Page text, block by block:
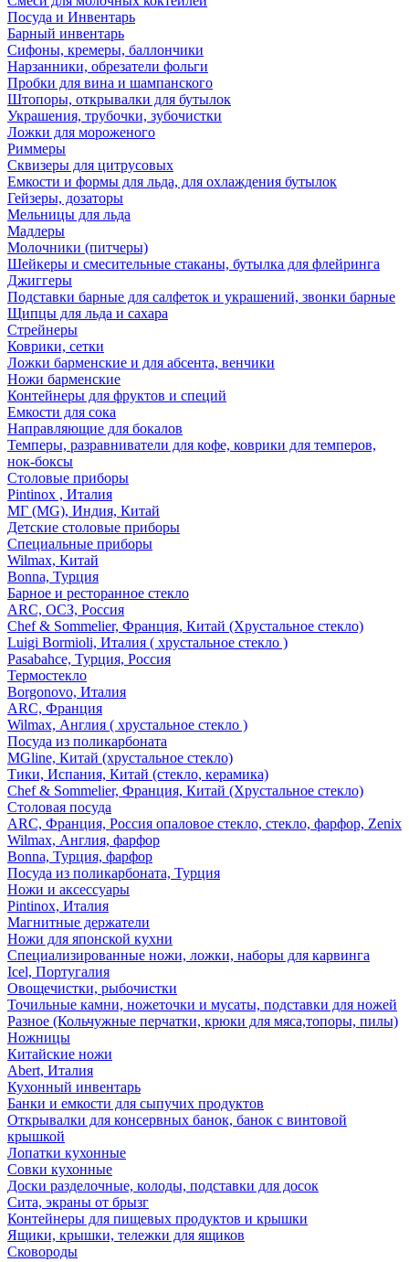
Посуда и Инвентарь
Барный инвентарь
Сифоны, кремеры, баллончики
Нарзанники, обрезатели фольги
Пробки для вина и шампанского
Штопоры, открывалки для бутылок
Украшения, трубочки, зубочистки
Ложки для мороженого
Риммеры
Сквизеры для цитрусовых
Емкости и формы для льда, для охлаждения бутылок
Гейзеры, дозаторы
Мельницы для льда
Мадлеры
Молочники (питчеры)
Шейкеры и смесительные стаканы, бутылка для флейринга
Джиггеры
Подставки барные для салфеток и украшений, звонки барные
Щипцы для льда и сахара
Стрейнеры
Коврики, сетки
Ложки барменские и для абсента, венчики
Ножи барменские
Контейнеры для фруктов и специй
Емкости для сока
Направляющие для бокалов
Темперы, разравниватели для кофе, коврики для темперов,
нок-боксы
Столовые приборы
Pintinox , Италия
МГ (MG), Индия, Китай
Детские столовые приборы
Специальные приборы
Wilmax, Китай
Bonna, Турция
Барное и ресторанное стекло
ARC, ОСЗ, Россия
Chef & Sommelier, Франция, Китай (Хрустальное стекло)
Luigi Bormioli, Италия ( хрустальное стекло )
Pasabahce, Турция, Россия
Термостекло
Borgonovo, Италия
ARC, Франция
Wilmax, Англия ( хрустальное стекло )
Посуда из поликарбоната
MGline, Китай (хрустальное стекло)
Тики, Испания, Китай (стекло, керамика)
Chef & Sommelier, Франция, Китай (Хрустальное стекло)
Столовая посуда
ARC, Франция, Россия опаловое стекло, стекло, фарфор, Zenix
Wilmax, Англия, фарфор
Bonna, Турция, фарфор
Посуда из поликарбоната, Турция
Ножи и аксессуары
Pintinox, Италия
Магнитные держатели
Ножи для японской кухни
Специализированные ножи, ложки, наборы для карвинга
Icel, Португалия
Овощечистки, рыбочистки
Точильные камни, ножеточки и мусаты, подставки для ножей
Разное (Кольчужные перчатки, крюки для мяса,топоры, пилы)
Ножницы
Китайские ножи
Abert, Италия
Кухонный инвентарь
Банки и емкости для сыпучих продуктов
Открывалки для консервных банок, банок с винтовой
крышкой
Лопатки кухонные
Совки кухонные
Доски разделочные, колоды, подставки для досок
Сита, экраны от брызг
Контейнеры для пищевых продуктов и крышки
Ящики, крышки, тележки для ящиков
Сковороды